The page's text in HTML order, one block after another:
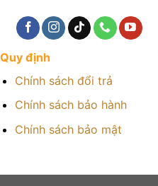
Quy định
Chính sách đổi trả
Chính sách bảo hành
Chính sách bảo mật